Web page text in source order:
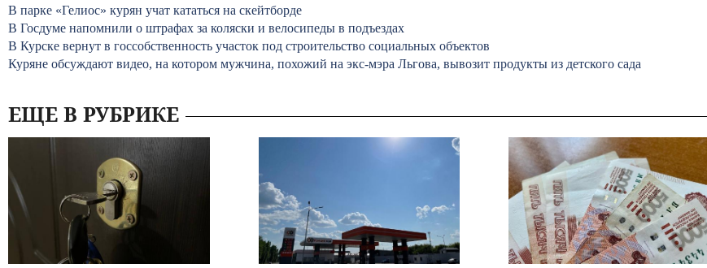
В парке «Гелиос» курян учат кататься на скейтборде
В Госдуме напомнили о штрафах за коляски и велосипеды в подъездах
В Курске вернут в госсобственность участок под строительство социальных объектов
Куряне обсуждают видео, на котором мужчина, похожий на экс-мэра Льгова, вывозит продукты из детского сада
ЕЩЕ В РУБРИКЕ